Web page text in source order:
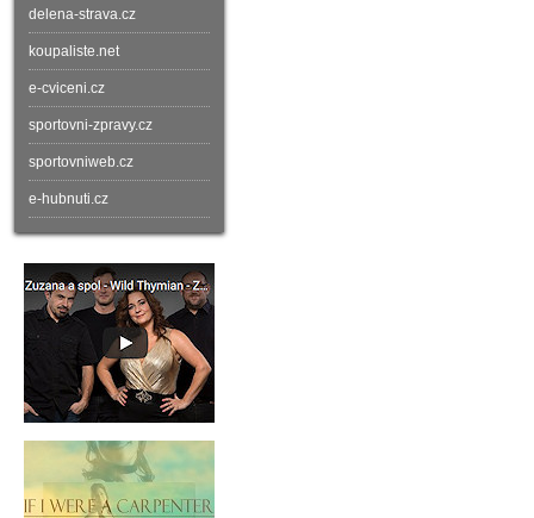
delena-strava.cz
koupaliste.net
e-cviceni.cz
sportovni-zpravy.cz
sportovniweb.cz
e-hubnuti.cz